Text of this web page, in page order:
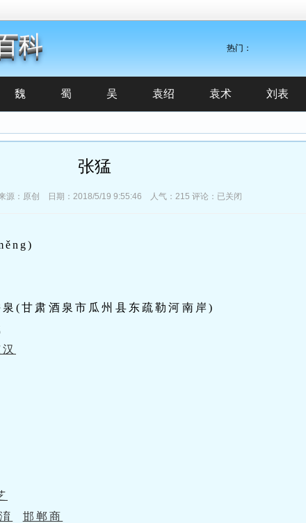
科 热门：
魏 蜀 吴 袁绍 袁术 刘表
张猛
源：原创 日期：2018/5/19 9:55:46 人气： 215 评论：已关闭
(甘肃酒泉市瓜州县东疏勒河南岸)
邯郸商